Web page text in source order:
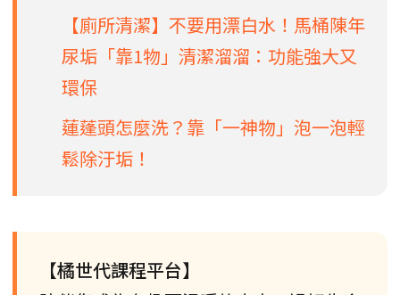
【廁所清潔】不要用漂白水！馬桶陳年
尿垢「靠1物」清潔溜溜：功能強大又
環保
蓮蓬頭怎麼洗？靠「一神物」泡一泡輕
鬆除汙垢！
【橘世代課程平台】